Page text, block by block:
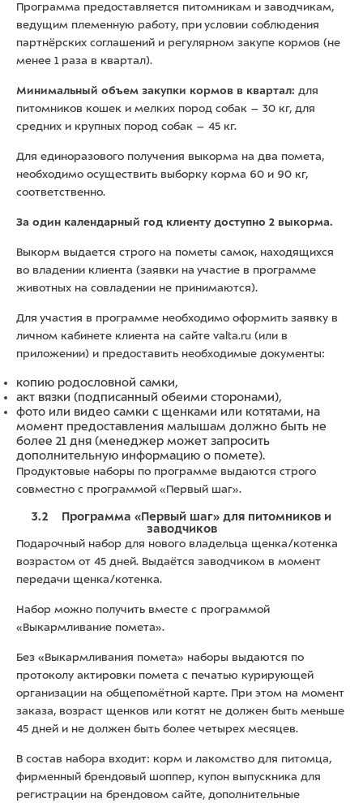
Программа предоставляется питомникам и заводчикам,
ведущим племенную работу, при условии соблюдения
партнёрских соглашений и регулярном закупе кормов (не
менее 1 раза в квартал).
Минимальный объем закупки кормов в квартал: для
питомников кошек и мелких пород собак – 30 кг, для
средних и крупных пород собак – 45 кг.
Для единоразового получения выкорма на два помета,
необходимо осуществить выборку корма 60 и 90 кг,
соответственно.
За один календарный год клиенту доступно 2 выкорма.
Выкорм выдается строго на пометы самок, находящихся
во владении клиента (заявки на участие в программе
животных на совладении не принимаются).
Для участия в программе необходимо оформить заявку в
личном кабинете клиента на сайте valta.ru (или в
приложении) и предоставить необходимые документы:
копию родословной самки,
акт вязки (подписанный обеими сторонами),
фото или видео самки с щенками или котятами, на
момент предоставления малышам должно быть не
более 21 дня (менеджер может запросить
дополнительную информацию о помете).
Продуктовые наборы по программе выдаются строго
совместно с программой «Первый шаг».
3.2 Программа «Первый шаг» для питомников и
заводчиков
Подарочный набор для нового владельца щенка/котенка
возрастом от 45 дней. Выдаётся заводчиком в момент
передачи щенка/котенка.
Набор можно получить вместе с программой
«Выкармливание помета».
Без «Выкармливания помета» наборы выдаются по
протоколу актировки помета с печатью курирующей
организации на общепомётной карте. При этом на момент
заказа, возраст щенков или котят не должен быть меньше
45 дней и не должен быть более четырех месяцев.
В состав набора входит: корм и лакомство для питомца,
фирменный брендовый шоппер, купон выпускника для
регистрации на брендовом сайте, дополнительные